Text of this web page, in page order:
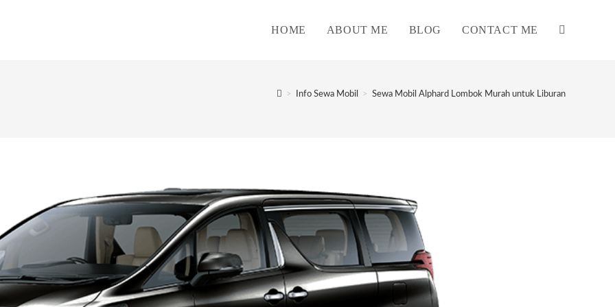
HOME ABOUT ME BLOG CONTACT ME
WEBSITE
> Info Sewa Mobil > Sewa Mobil Alphard Lombok Murah untuk Liburan